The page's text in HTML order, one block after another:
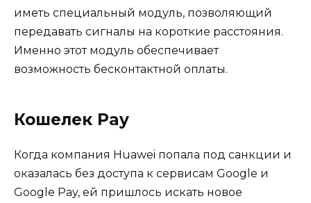
иметь специальный модуль, позволяющий
передавать сигналы на короткие расстояния.
Именно этот модуль обеспечивает
возможность бесконтактной оплаты.
Кошелек Pay
Когда компания Huawei попала под санкции и
оказалась без доступа к сервисам Google и
Google Pay, ей пришлось искать новое